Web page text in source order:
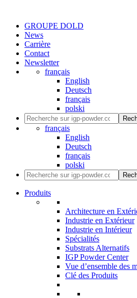
GROUPE DOLD
News
Carrière
Contact
Newsletter
français
English
Deutsch
français
polski
français
English
Deutsch
français
polski
Produits
Architecture en
Industrie en Extérieur
Industrie en Intérieur
Spécialités
Substrats Alternatifs
IGP Powder Center
Vue d’ensemble des
Clé des Produits